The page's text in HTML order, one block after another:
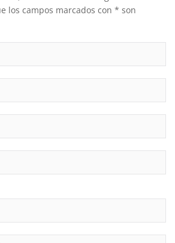
los campos marcados con * son